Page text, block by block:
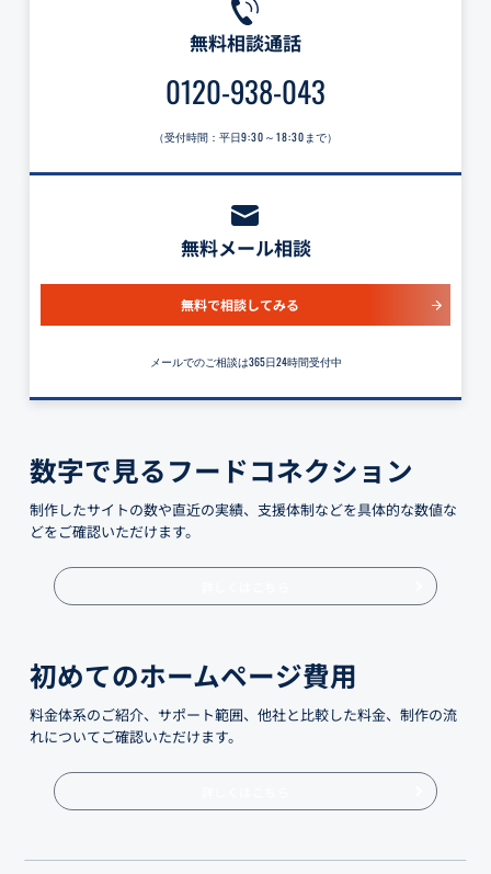
無料相談通話
0120-938-043
（受付時間：平日9:30～18:30 まで）
無料メール相談
無料で相談してみる
メールでのご相談は365日24時間受付中
数字で見るフードコネクション
制作したサイトの数や直近の実績、支援体制などを具体的な数値な
どをご確認いただけます。
初めてのホームページ費用
料金体系のご紹介、サポート範囲、他社と比較した料金、制作の流
れについてご確認いただけます。